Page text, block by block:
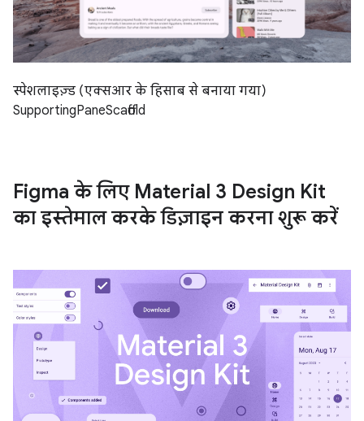
स्पेशलाइज़्ड (एक्सआर के हिसाब से बनाया गया)
SupportingPaneScaffold
Figma के लिए Material 3 Design Kit
का इस्तेमाल करके डिज़ाइन करना शुरू करें